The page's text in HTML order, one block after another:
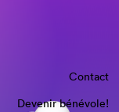
Contact
Devenir bénévole!